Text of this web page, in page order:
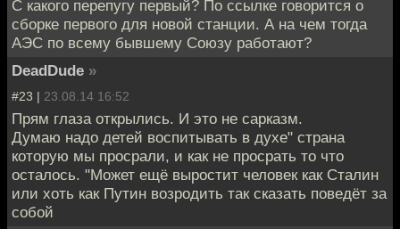
С какого перепугу первый? По ссылке говорится о
сборке первого для новой станции. А на чем тогда
АЭС по всему бывшему Союзу работают?
DeadDude »
#23 | 23.08.14 16:52
Прям глаза открылись. И это не сарказм.
Думаю надо детей воспитывать в духе" страна
которую мы просрали, и как не просрать то что
осталось. "Может ещё выростит человек как Сталин
или хоть как Путин возродить так сказать поведёт за
собой